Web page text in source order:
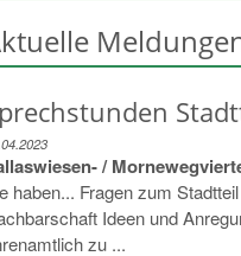
/
haben... Fragen zum
Ideen und
zu ...